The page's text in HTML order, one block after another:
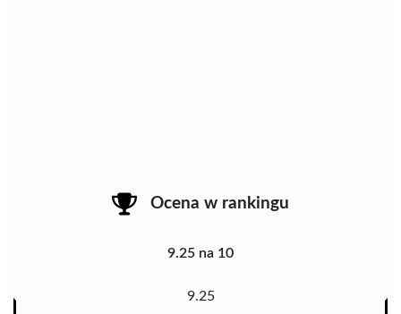
Ocena w rankingu
9.25 na 10
9.25